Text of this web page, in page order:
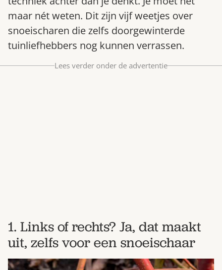
Gardeners’ World 08/2026
Bestel nu
maar nét weten. Dit zijn vijf weetjes over
snoeischaren die zelfs doorgewinterde
tuinliefhebbers nog kunnen verrassen.
Lees verder onder de advertentie
1. Links of rechts? Ja, dat maakt
uit, zelfs voor een snoeischaar